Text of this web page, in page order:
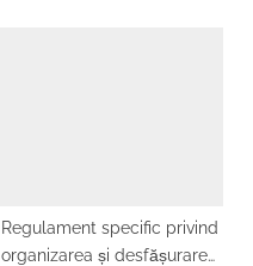
Regulament specific privind
organizarea și desfășurarea